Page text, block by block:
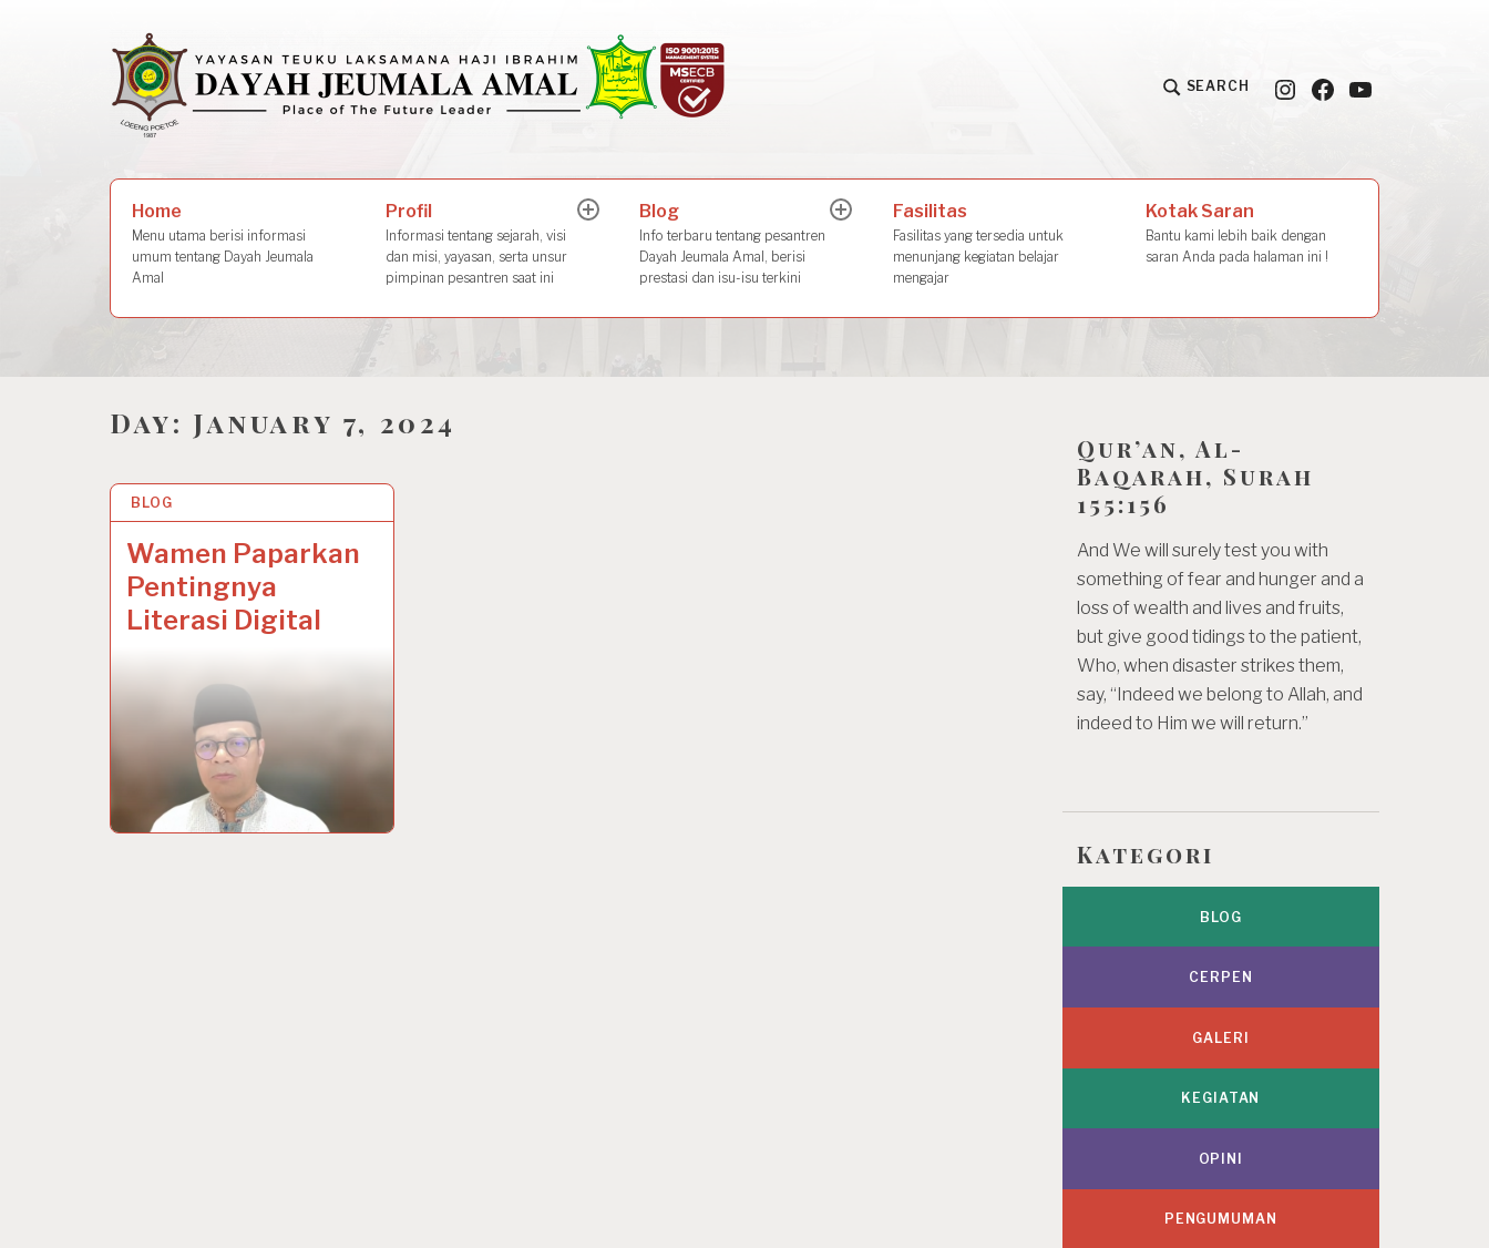
SEARCH Instagram
FacebookYouTube
Home
Menu utama berisi informasi
umum tentang Dayah Jeumala
Amal
Profil
Informasi tentang sejarah, visi
dan misi, yayasan, serta unsur
pimpinan pesantren saat ini
expandBlog
Info terbaru tentang pesantren
Dayah Jeumala Amal, berisi
prestasi dan isu-isu terkini
expandFasilitas
Fasilitas yang tersedia untuk
menunjang kegiatan belajar
mengajar
Kotak Saran
Bantu kami lebih baik dengan
saran Anda pada halaman ini !
Day: January 7, 2024
BLOG
Wamen Paparkan
Pentingnya
Literasi Digital
7 JAN 2024
Qur’an, Al-
Baqarah, Surah
155:156
And We will surely test you with
something of fear and hunger and a
loss of wealth and lives and fruits,
but give good tidings to the patient,
Who, when disaster strikes them,
say, “Indeed we belong to Allah, and
indeed to Him we will return.”
Kategori
BLOG
CERPEN
GALERI
KEGIATAN
OPINI
PENGUMUMAN